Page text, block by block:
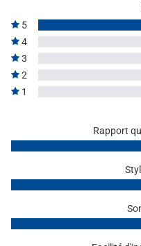
5
4
3
2
1
Rapport